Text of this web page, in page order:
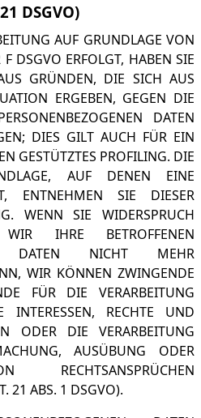
DSGVO)
AUF GRUNDLAGE VON
DSGVO ERFOLGT, HABEN SIE
GRÜNDEN, DIE SICH AUS
ERGEBEN, GEGEN DIE
DATEN
DIES GILT AUCH FÜR EIN
GESTÜTZTES PROFILING. DIE
AUF DENEN EINE
ENTNEHMEN SIE DIESER
WENN SIE WIDERSPRUCH
IHRE BETROFFENEN
DATEN NICHT MEHR
WIR KÖNNEN ZWINGENDE
FÜR DIE VERARBEITUNG
INTERESSEN, RECHTE UND
ODER DIE VERARBEITUNG
AUSÜBUNG ODER
RECHTSANSPRÜCHEN
21 ABS. 1 DSGVO).